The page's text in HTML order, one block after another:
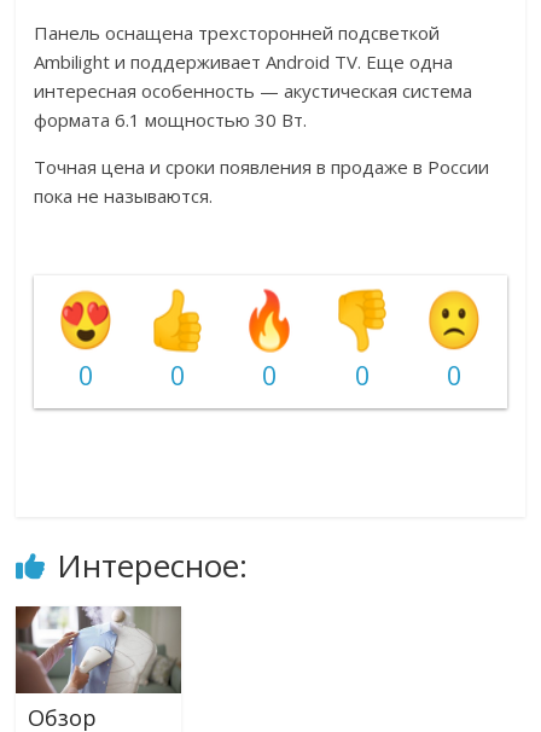
Панель оснащена трехсторонней подсветкой
Ambilight и поддерживает Android TV. Еще одна
интересная особенность — акустическая система
формата 6.1 мощностью 30 Вт.
Точная цена и сроки появления в продаже в России
пока не называются.
0 0 0 0 0
Интересное:
Обзор